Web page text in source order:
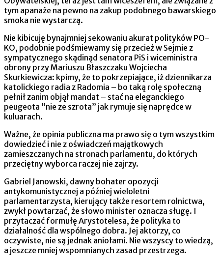
tym apanaże na pewno na zakup podobnego bawarskiego
smoka nie wystarczą.
Nie kibicuję bynajmniej sekowaniu akurat polityków PO-
KO, podobnie podśmiewamy się przecież w Sejmie z
sympatycznego skądinąd senatora PiS i wiceministra
obrony przy Mariuszu Błaszczaku Wojciecha
Skurkiewicza: kpimy, że to pokrzepiające, iż dziennikarza
katolickiego radia z Radomia – bo taką rolę społeczną
pełnił zanim objął mandat – stać na eleganckiego
peugeota “nie ze szrota” jak rymuje się naprędce w
kuluarach.
Ważne, że opinia publiczna ma prawo się o tym wszystkim
dowiedzieć i nie z oświadczeń majątkowych
zamieszczanych na stronach parlamentu, do których
przeciętny wyborca raczej nie zajrzy.
Gabriel Janowski, dawny bohater opozycji
antykomunistycznej a później wieloletni
parlamentarzysta, kierujący także resortem rolnictwa,
zwykł powtarzać, że słowo minister oznacza sługę. I
przytaczać formułę Arystotelesa, że polityka to
działalność dla wspólnego dobra. Jej aktorzy, co
oczywiste, nie są jednak aniołami. Nie wszyscy to wiedzą,
a jeszcze mniej wspomnianych zasad przestrzega.